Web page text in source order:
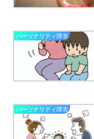
パーソナリティ障害
パーソナリティ障害